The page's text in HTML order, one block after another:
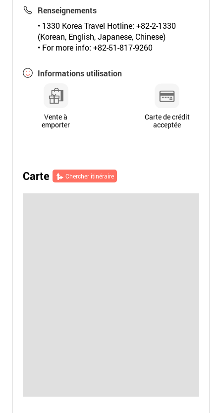
Renseignements
• 1330 Korea Travel Hotline: +82-2-1330
(Korean, English, Japanese, Chinese)
• For more info: +82-51-817-9260
Informations utilisation
Vente à
emporter
Carte de crédit
acceptée
Carte Chercher itinéraire